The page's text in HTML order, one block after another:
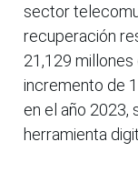
sector
recuperación
21,129
incremento de
en el año 2023,
herramienta